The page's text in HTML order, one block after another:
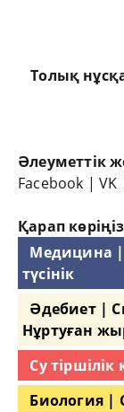
Толық
Әлеуметтік
Facebook |VK
Қарап
Медицина |
түсінік
Әдебиет |
Нұртуған
Су тіршілік
Биология |